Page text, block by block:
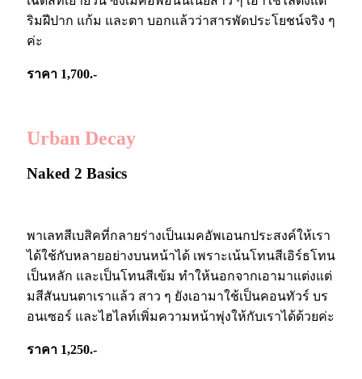
ริมฝีปาก แก้ม และตา บอกแล้วว่าสารพัดประโยชน์จริง ๆ
ค่ะ
ราคา 1,700.-
Urban Decay
Naked 2 Basics
พาเลทสีเบสิคที่กลายร่างเป็นเมคอัพเอนกประสงค์ให้เรา
ได้ใช้กับหลายอย่างบนหน้าได้ เพราะเน้นโทนสีเอิร์ธโทน
เป็นหลัก และเป็นโทนสีเข้ม ทำให้นอกจากเอามาแต่งแต่
มสีสันบนตาเราแล้ว สาว ๆ ยังเอามาใช้เป็นคอนทัวร์ บร
อนเซอร์ และไฮไลท์เพิ่มความหน้าพุ่งให้กับเราได้ด้วยค่ะ
ราคา 1,250.-